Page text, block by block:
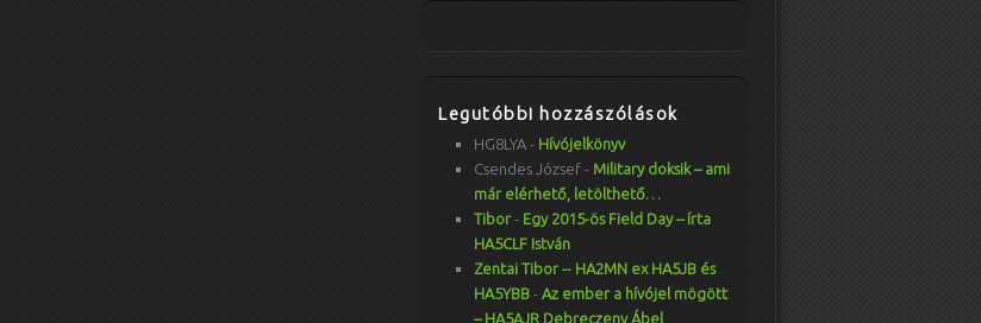
Legutóbbi hozzászólások
HG8LYA - Hívójelkönyv
Csendes József - Military doksik – ami
már elérhető, letölthető…
Tibor - Egy 2015-ös Field Day – írta
HA5CLF István
Zentai Tibor -- HA2MN ex HA5JB és
HA5YBB - Az ember a hívójel mögött
– HA5AJR Debreczeny Ábel